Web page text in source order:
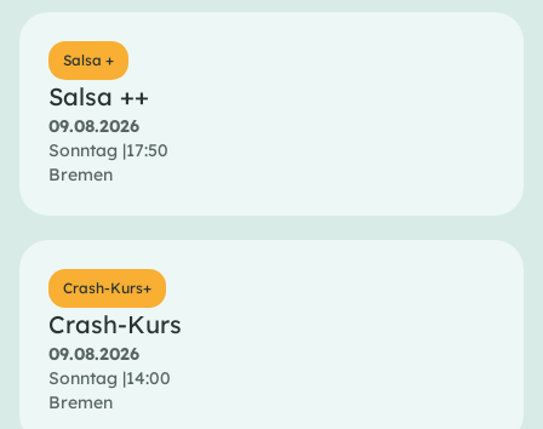
Salsa +
Salsa ++
09.08.2026
Sonntag |17:50
Bremen
Crash-Kurs+
Crash-Kurs
09.08.2026
Sonntag |14:00
Bremen